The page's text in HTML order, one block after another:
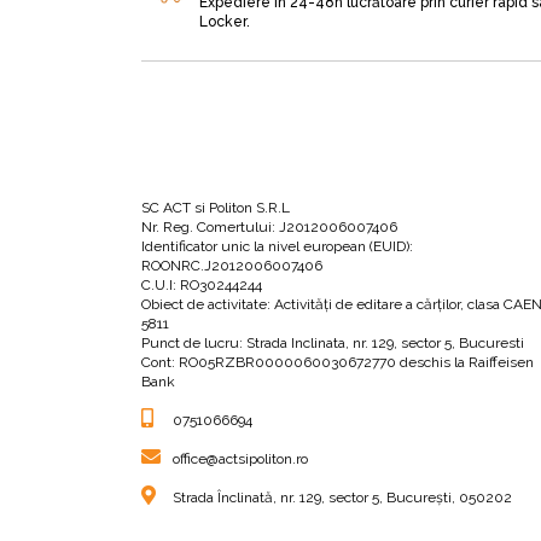
Locker.
SC ACT si Politon S.R.L
Nr. Reg. Comertului: J2012006007406
Identificator unic la nivel european (EUID):
ROONRC.J2012006007406
C.U.I: RO30244244
Obiect de activitate: Activităţi de editare a cărţilor, clasa CAEN
5811
Punct de lucru: Strada Inclinata, nr. 129, sector 5, Bucuresti
Cont: RO05RZBR0000060030672770 deschis la Raiffeisen
Bank
0751066694
office@actsipoliton.ro
Strada Înclinată, nr. 129, sector 5, București, 050202